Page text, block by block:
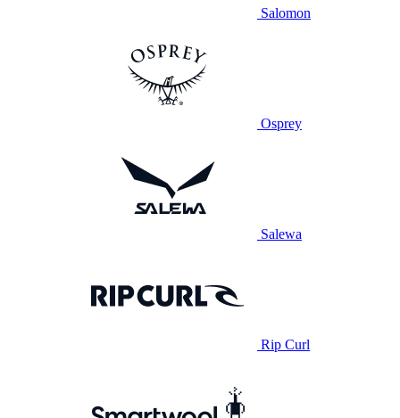
Salomon
Osprey
Salewa
Rip Curl